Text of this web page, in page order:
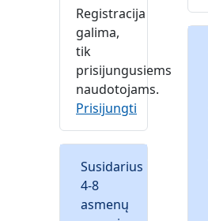
Registracija
galima,
tik
prisijungusiems
naudotojams.
Prisijungti
Susidarius
4-8
asmenų